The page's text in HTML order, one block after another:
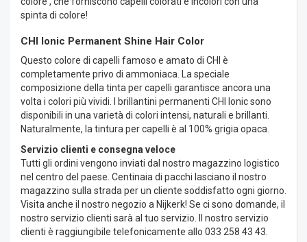
spinta di colore!
CHI Ionic Permanent Shine Hair Color
Questo colore di capelli famoso e amato di CHI è
completamente privo di ammoniaca. La speciale
composizione della tinta per capelli garantisce ancora una
volta i colori più vividi. I brillantini permanenti CHI Ionic sono
disponibili in una varietà di colori intensi, naturali e brillanti.
Naturalmente, la tintura per capelli è al 100% grigia opaca.
Servizio clienti e consegna veloce
Tutti gli ordini vengono inviati dal nostro magazzino logistico
nel centro del paese. Centinaia di pacchi lasciano il nostro
magazzino sulla strada per un cliente soddisfatto ogni giorno.
Visita anche il nostro negozio a Nijkerk! Se ci sono domande, il
nostro servizio clienti sarà al tuo servizio. Il nostro servizio
clienti è raggiungibile telefonicamente allo 033 258 43 43.